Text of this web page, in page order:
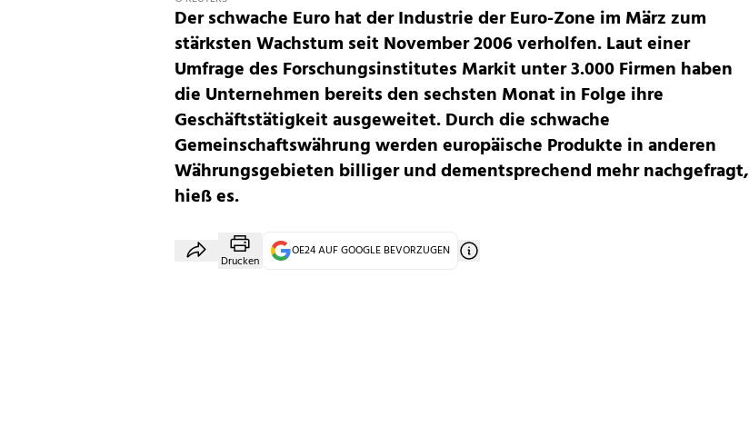
Der schwache Euro hat der Industrie der Euro-Zone im März zum
stärksten Wachstum seit November 2006 verholfen. Laut einer
Umfrage des Forschungsinstitutes Markit unter 3.000 Firmen haben
die Unternehmen bereits den sechsten Monat in Folge ihre
Geschäftstätigkeit ausgeweitet. Durch die schwache
Gemeinschaftswährung werden europäische Produkte in anderen
Währungsgebieten billiger und dementsprechend mehr nachgefragt,
hieß es.
Drucken
OE24 AUF GOOGLE BEVORZUGEN